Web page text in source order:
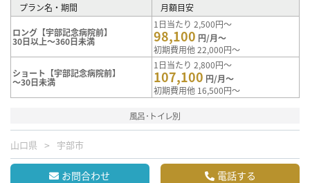
プラン名・期間 月額目安
ロング【宇部記念病院前】
30日以上～360日未満
1日当たり 2,500円～
98,100 円/月～
初期費用他 22,000円～
ショート【宇部記念病院前】
～30日未満
1日当たり 2,800円～
107,100 円/月～
初期費用他 16,500円～
風呂･トイレ別
山口県 宇部市
お問合わせ 電話する